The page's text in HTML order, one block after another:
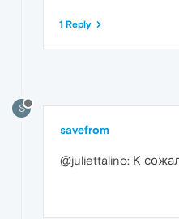
1 Reply
S
savefrom
@juliettalino: К